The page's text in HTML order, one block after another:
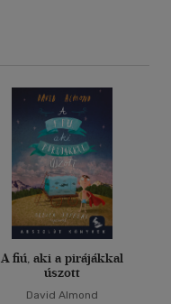
A fiú, aki a pirájákkal
úszott
David Almond